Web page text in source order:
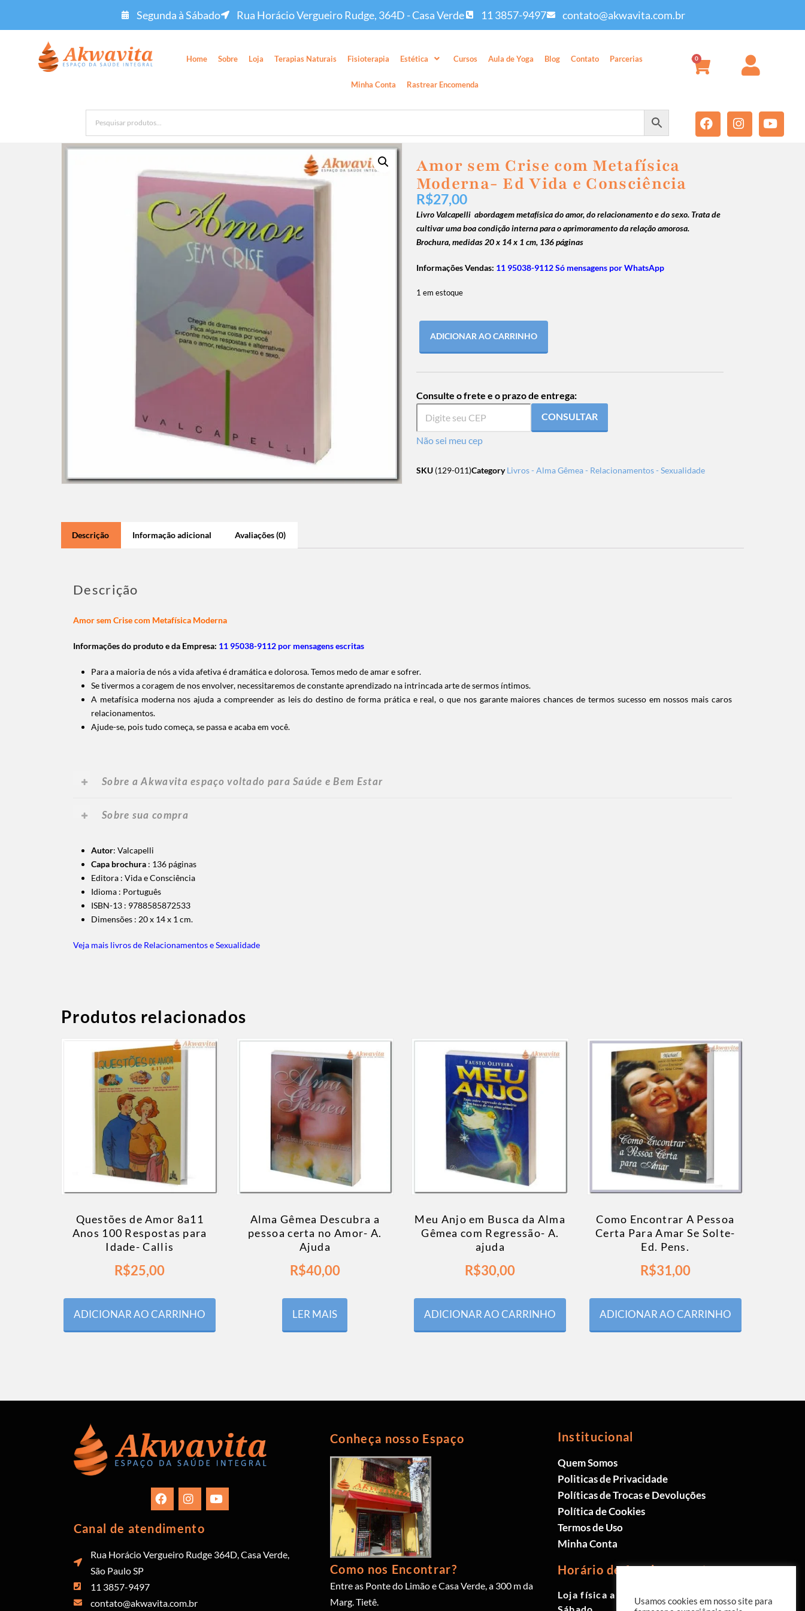
Segunda à Sábado Rua Horácio Vergueiro Rudge, 364D - Casa Verde 11 3857-9497 contato@akwavita.com.br
Home Sobre Loja Terapias Naturais Fisioterapia Estética Cursos Aula de Yoga Blog Contato Parcerias
Minha Conta Rastrear Encomenda
0
Amor sem Crise com Metafísica
Moderna- Ed Vida e Consciência
R$27,00
Livro Valcapelli abordagem metafísica do amor, do relacionamento e do sexo. Trata de
cultivar uma boa condição interna para o aprimoramento da relação amorosa.
Brochura, medidas20 x 14 x 1 cm, 136 páginas
Informações Vendas: 11 95038-9112 Só mensagens por WhatsApp
1 em estoque
ADICIONAR AO CARRINHO
Consulte o frete e o prazo de entrega:
CONSULTAR
Não sei meu cep
SKU (129-011)Category Livros - Alma Gêmea - Relacionamentos - Sexualidade
Descrição Informação adicional Avaliações (0)
Descrição
Amor sem Crise com Metafísica Moderna
Informações do produto e da Empresa: 11 95038-9112 por mensagens escritas
Para a maioria de nós a vida afetiva é dramática e dolorosa.Temos medo de amar e sofrer.
Se tivermos a coragem de nos envolver, necessitaremos de constante aprendizado na intrincada arte de sermos íntimos.
A metafísica moderna nos ajuda a compreender as leis do destino de forma prática e real, o que nos garante maiores chances de termos sucesso em nossos mais caros
relacionamentos.
Ajude-se, pois tudo começa, se passa e acaba em você.
Sobre a Akwavita espaço voltado para Saúde e Bem Estar
Sobre sua compra
Autor: Valcapelli
Capa brochura : 136 páginas
Editora : Vida e Consciência
Idioma : Português
ISBN-13 : 9788585872533
Dimensões : 20 x 14 x 1 cm.
Veja mais livros de Relacionamentos e Sexualidade
Produtos relacionados
Questões de Amor 8a11
Anos 100 Respostas para
Idade- Callis
R$25,00
ADICIONAR AO CARRINHO
Alma Gêmea Descubra a
pessoa certa no Amor- A.
Ajuda
R$40,00
LER MAIS
Meu Anjo em Busca da Alma
Gêmea com Regressão- A.
ajuda
R$30,00
ADICIONAR AO CARRINHO
Como Encontrar A Pessoa
Certa Para Amar Se Solte-
Ed. Pens.
R$31,00
ADICIONAR AO CARRINHO
Canal de atendimento
Rua Horácio Vergueiro Rudge 364D, Casa Verde,
São Paulo SP
11 3857-9497
contato@akwavita.com.br
Conheça nosso Espaço
Como nos Encontrar?
Entre as Ponte do Limão e Casa Verde, a 300 m da
Marg. Tietê.
Institucional
Quem Somos
Politicas de Privacidade
Políticas de Trocas e Devoluções
Política de Cookies
Termos de Uso
Minha Conta
Horário de funcionamento
Loja física aberta de Segunda à
Usamos cookies em nosso site para